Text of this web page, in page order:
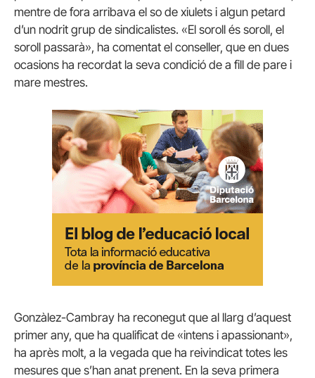
mentre de fora arribava el so de xiulets i algun petard
d’un nodrit grup de sindicalistes. «El soroll és soroll, el
soroll passarà», ha comentat el conseller, que en dues
ocasions ha recordat la seva condició de a fill de pare i
mare mestres.
Gonzàlez-Cambray ha reconegut que al llarg d’aquest
primer any, que ha qualificat de «intens i apassionant»,
ha après molt, a la vegada que ha reivindicat totes les
mesures que s’han anat prenent. En la seva primera